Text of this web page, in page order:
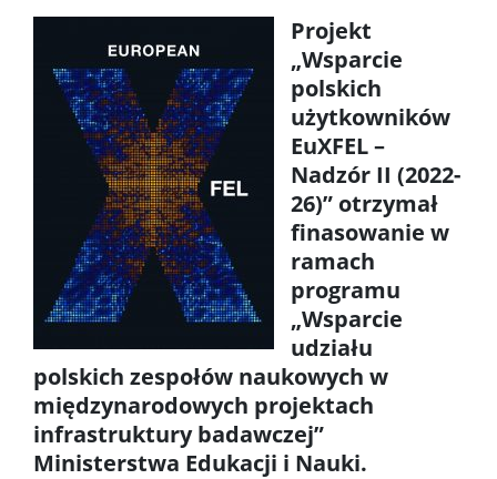
Program MOST
Koła naukowe
Oprogramowanie
STUDENT STUDENTOWI
Doktoranci
Szkoła Doktorska Nauk Ścisłych i Przyrodniczych
Projekt
„Wsparcie
polskich
użytkowników
EuXFEL –
Nadzór II (2022-
26)” otrzymał
finasowanie w
ramach
programu
„Wsparcie
udziału
polskich zespołów naukowych w
międzynarodowych projektach
infrastruktury badawczej”
Ministerstwa Edukacji i Nauki.